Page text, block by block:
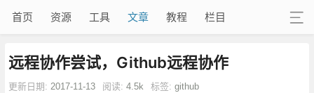
首页 资源 工具 文章 教程 栏目
远程协作尝试，Github远程协作
更新日期: 2017-11-13 阅读: 4.5k 标签: github